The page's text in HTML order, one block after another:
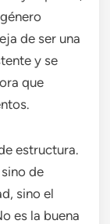
de ser una
y se
que
estructura.
de
sino el
es la buena